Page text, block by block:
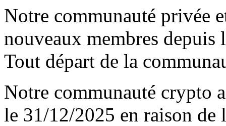
Notre communauté privée
nouveaux membres depuis
Tout départ de la
Notre communauté crypto
le 31/12/2025 en raison